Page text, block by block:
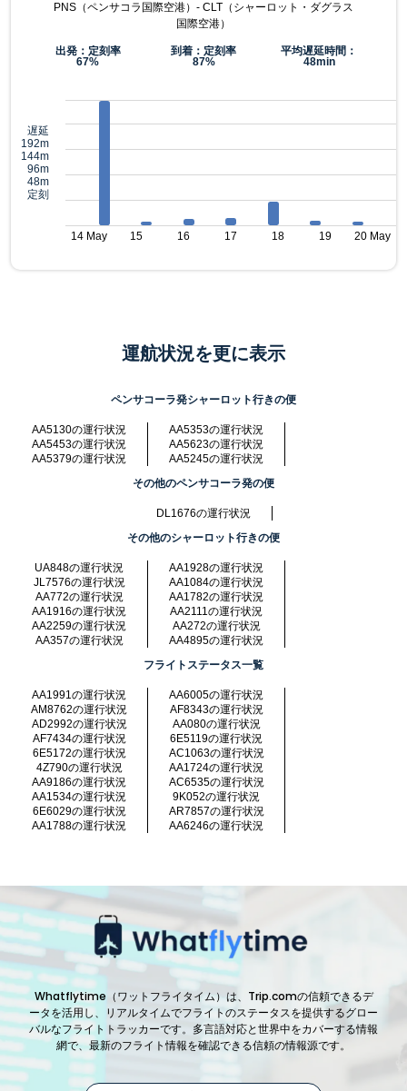
PNS（ペンサコラ国際空港）- CLT（シャーロット・ダグラス
国際空港）
出発：定刻率
67%
到着：定刻率
87%
平均遅延時間：
48min
遅延
192m
144m
96m
48m
定刻
14 May 15 16 17 18 19 20 May
運航状況を更に表示
ペンサコーラ発シャーロット行きの便
AA5130の運行状況
AA5353の運行状況
AA5453の運行状況
AA5623の運行状況
AA5379の運行状況
AA5245の運行状況
その他のペンサコーラ発の便
DL1676の運行状況
その他のシャーロット行きの便
UA848の運行状況
AA1928の運行状況
JL7576の運行状況
AA1084の運行状況
AA772の運行状況
AA1782の運行状況
AA1916の運行状況
AA2111の運行状況
AA2259の運行状況
AA272の運行状況
AA357の運行状況
AA4895の運行状況
フライトステータス一覧
AA1991の運行状況
AA6005の運行状況
AM8762の運行状況
AF8343の運行状況
AD2992の運行状況
AA080の運行状況
AF7434の運行状況
6E5119の運行状況
6E5172の運行状況
AC1063の運行状況
4Z790の運行状況
AA1724の運行状況
AA9186の運行状況
AC6535の運行状況
AA1534の運行状況
9K052の運行状況
6E6029の運行状況
AR7857の運行状況
AA1788の運行状況
AA6246の運行状況
Whatflytime（ワットフライタイム）は、Trip.comの信頼できるデ
ータを活用し、リアルタイムでフライトのステータスを提供するグロー
バルなフライトトラッカーです。多言語対応と世界中をカバーする情報
網で、最新のフライト情報を確認できる信頼の情報源です。